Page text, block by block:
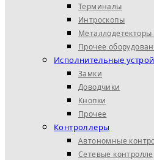
Терминалы
Интроскопы
Металлодетекторы
Прочее
Исполнительные
Замки
Доводчики
Кнопки
Прочее
Контроллеры
Автономные
Сетевые